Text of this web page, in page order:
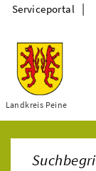
Themen
Landkreis Peine
Serviceportal |